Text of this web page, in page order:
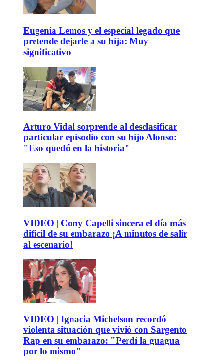
Eugenia Lemos y el especial legado que
pretende dejarle a su hija: Muy
significativo
Arturo Vidal sorprende al desclasificar
particular episodio con su hijo Alonso:
"Eso quedó en la historia"
VIDEO | Cony Capelli sincera el día más
difícil de su embarazo ¡A minutos de salir
al escenario!
VIDEO | Ignacia Michelson recordó
violenta situación que vivió con Sargento
Rap en su embarazo: "Perdí la guagua
por lo mismo"